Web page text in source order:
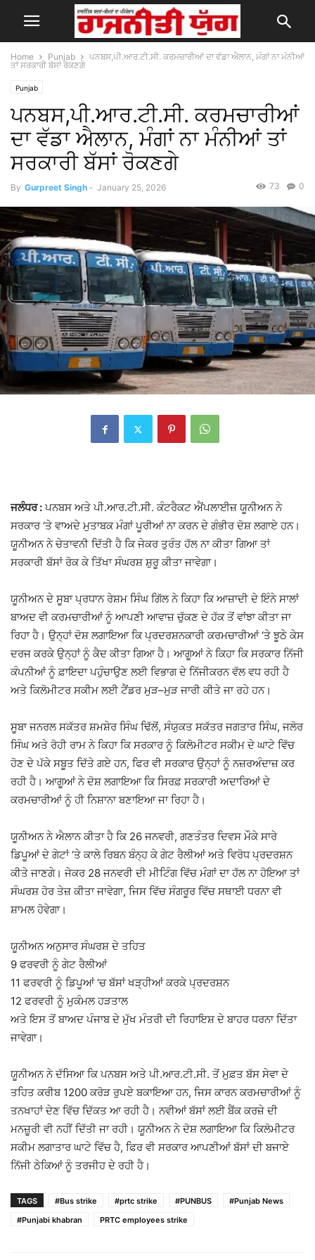
Home Punjab
ਪਨਬਸ,ਪੀ.ਆਰ.ਟੀ.ਸੀ. ਕਰਮਚਾਰੀਆਂ ਦਾ ਵੱਡਾ ਐਲਾਨ, ਮੰਗਾਂ ਨਾ ਮੰਨੀਆਂ
ਤਾਂ ਸਰਕਾਰੀ ਬੱਸਾਂ ਰੋਕਣਗੇ
Punjab
ਪਨਬਸ,ਪੀ.ਆਰ.ਟੀ.ਸੀ. ਕਰਮਚਾਰੀਆਂ
ਦਾ ਵੱਡਾ ਐਲਾਨ, ਮੰਗਾਂ ਨਾ ਮੰਨੀਆਂ ਤਾਂ
ਸਰਕਾਰੀ ਬੱਸਾਂ ਰੋਕਣਗੇ
By Gurpreet Singh - January 25, 2026 0
73
ਜਲੰਧਰ : ਪਨਬਸ ਅਤੇ ਪੀ.ਆਰ.ਟੀ.ਸੀ. ਕੰਟਰੈਕਟ ਐਂਪਲਾਈਜ਼ ਯੂਨੀਅਨ ਨੇ
ਸਰਕਾਰ ‘ਤੇ ਵਾਅਦੇ ਮੁਤਾਬਕ ਮੰਗਾਂ ਪੂਰੀਆਂ ਨਾ ਕਰਨ ਦੇ ਗੰਭੀਰ ਦੋਸ਼ ਲਗਾਏ ਹਨ।
ਯੂਨੀਅਨ ਨੇ ਚੇਤਾਵਨੀ ਦਿੱਤੀ ਹੈ ਕਿ ਜੇਕਰ ਤੁਰੰਤ ਹੱਲ ਨਾ ਕੀਤਾ ਗਿਆ ਤਾਂ
ਸਰਕਾਰੀ ਬੱਸਾਂ ਰੋਕ ਕੇ ਤਿੱਖਾ ਸੰਘਰਸ਼ ਸ਼ੁਰੂ ਕੀਤਾ ਜਾਵੇਗਾ।
ਯੂਨੀਅਨ ਦੇ ਸੂਬਾ ਪ੍ਰਧਾਨ ਰੇਸ਼ਮ ਸਿੰਘ ਗਿੱਲ ਨੇ ਕਿਹਾ ਕਿ ਆਜ਼ਾਦੀ ਦੇ ਇੰਨੇ ਸਾਲਾਂ
ਬਾਅਦ ਵੀ ਕਰਮਚਾਰੀਆਂ ਨੂੰ ਆਪਣੀ ਆਵਾਜ਼ ਚੁੱਕਣ ਦੇ ਹੱਕ ਤੋਂ ਵਾਂਝਾ ਕੀਤਾ ਜਾ
ਰਿਹਾ ਹੈ। ਉਨ੍ਹਾਂ ਦੋਸ਼ ਲਗਾਇਆ ਕਿ ਪ੍ਰਦਰਸ਼ਨਕਾਰੀ ਕਰਮਚਾਰੀਆਂ ‘ਤੇ ਝੂਠੇ ਕੇਸ
ਦਰਜ ਕਰਕੇ ਉਨ੍ਹਾਂ ਨੂੰ ਕੈਦ ਕੀਤਾ ਗਿਆ ਹੈ। ਆਗੂਆਂ ਨੇ ਕਿਹਾ ਕਿ ਸਰਕਾਰ ਨਿੱਜੀ
ਕੰਪਨੀਆਂ ਨੂੰ ਫ਼ਾਇਦਾ ਪਹੁੰਚਾਉਣ ਲਈ ਵਿਭਾਗ ਦੇ ਨਿੱਜੀਕਰਨ ਵੱਲ ਵਧ ਰਹੀ ਹੈ
ਅਤੇ ਕਿਲੋਮੀਟਰ ਸਕੀਮ ਲਈ ਟੈਂਡਰ ਮੁੜ–ਮੁੜ ਜਾਰੀ ਕੀਤੇ ਜਾ ਰਹੇ ਹਨ।
ਸੂਬਾ ਜਨਰਲ ਸਕੱਤਰ ਸ਼ਮਸ਼ੇਰ ਸਿੰਘ ਢਿੱਲੋਂ, ਸੰਯੁਕਤ ਸਕੱਤਰ ਜਗਤਾਰ ਸਿੰਘ, ਜਲੋਰ
ਸਿੰਘ ਅਤੇ ਰੋਹੀ ਰਾਮ ਨੇ ਕਿਹਾ ਕਿ ਸਰਕਾਰ ਨੂੰ ਕਿਲੋਮੀਟਰ ਸਕੀਮ ਦੇ ਘਾਟੇ ਵਿੱਚ
ਹੋਣ ਦੇ ਪੱਕੇ ਸਬੂਤ ਦਿੱਤੇ ਗਏ ਹਨ, ਫਿਰ ਵੀ ਸਰਕਾਰ ਉਨ੍ਹਾਂ ਨੂੰ ਨਜ਼ਰਅੰਦਾਜ਼ ਕਰ
ਰਹੀ ਹੈ। ਆਗੂਆਂ ਨੇ ਦੋਸ਼ ਲਗਾਇਆ ਕਿ ਸਿਰਫ਼ ਸਰਕਾਰੀ ਅਦਾਰਿਆਂ ਦੇ
ਕਰਮਚਾਰੀਆਂ ਨੂੰ ਹੀ ਨਿਸ਼ਾਨਾ ਬਣਾਇਆ ਜਾ ਰਿਹਾ ਹੈ।
ਯੂਨੀਅਨ ਨੇ ਐਲਾਨ ਕੀਤਾ ਹੈ ਕਿ 26 ਜਨਵਰੀ, ਗਣਤੰਤਰ ਦਿਵਸ ਮੌਕੇ ਸਾਰੇ
ਡਿਪੂਆਂ ਦੇ ਗੇਟਾਂ ‘ਤੇ ਕਾਲੇ ਰਿਬਨ ਬੰਨ੍ਹ ਕੇ ਗੇਟ ਰੈਲੀਆਂ ਅਤੇ ਵਿਰੋਧ ਪ੍ਰਦਰਸ਼ਨ
ਕੀਤੇ ਜਾਣਗੇ। ਜੇਕਰ 28 ਜਨਵਰੀ ਦੀ ਮੀਟਿੰਗ ਵਿੱਚ ਮੰਗਾਂ ਦਾ ਹੱਲ ਨਾ ਹੋਇਆ ਤਾਂ
ਸੰਘਰਸ਼ ਹੋਰ ਤੇਜ਼ ਕੀਤਾ ਜਾਵੇਗਾ, ਜਿਸ ਵਿੱਚ ਸੰਗਰੂਰ ਵਿੱਚ ਸਥਾਈ ਧਰਨਾ ਵੀ
ਸ਼ਾਮਲ ਹੋਵੇਗਾ।
ਯੂਨੀਅਨ ਅਨੁਸਾਰ ਸੰਘਰਸ਼ ਦੇ ਤਹਿਤ
9 ਫਰਵਰੀ ਨੂੰ ਗੇਟ ਰੈਲੀਆਂ
11 ਫਰਵਰੀ ਨੂੰ ਡਿਪੂਆਂ ‘ਚ ਬੱਸਾਂ ਖੜ੍ਹੀਆਂ ਕਰਕੇ ਪ੍ਰਦਰਸ਼ਨ
12 ਫਰਵਰੀ ਨੂੰ ਮੁਕੰਮਲ ਹੜਤਾਲ
ਅਤੇ ਇਸ ਤੋਂ ਬਾਅਦ ਪੰਜਾਬ ਦੇ ਮੁੱਖ ਮੰਤਰੀ ਦੀ ਰਿਹਾਇਸ਼ ਦੇ ਬਾਹਰ ਧਰਨਾ ਦਿੱਤਾ
ਜਾਵੇਗਾ।
ਯੂਨੀਅਨ ਨੇ ਦੱਸਿਆ ਕਿ ਪਨਬਸ ਅਤੇ ਪੀ.ਆਰ.ਟੀ.ਸੀ. ਤੋਂ ਮੁਫ਼ਤ ਬੱਸ ਸੇਵਾ ਦੇ
ਤਹਿਤ ਕਰੀਬ 1200 ਕਰੋੜ ਰੁਪਏ ਬਕਾਇਆ ਹਨ, ਜਿਸ ਕਾਰਨ ਕਰਮਚਾਰੀਆਂ ਨੂੰ
ਤਨਖਾਹਾਂ ਦੇਣ ਵਿੱਚ ਦਿੱਕਤ ਆ ਰਹੀ ਹੈ। ਨਵੀਆਂ ਬੱਸਾਂ ਲਈ ਬੈਂਕ ਕਰਜ਼ੇ ਦੀ
ਮਨਜ਼ੂਰੀ ਵੀ ਨਹੀਂ ਦਿੱਤੀ ਜਾ ਰਹੀ। ਯੂਨੀਅਨ ਨੇ ਦੋਸ਼ ਲਗਾਇਆ ਕਿ ਕਿਲੋਮੀਟਰ
ਸਕੀਮ ਲਗਾਤਾਰ ਘਾਟੇ ਵਿੱਚ ਹੈ, ਫਿਰ ਵੀ ਸਰਕਾਰ ਆਪਣੀਆਂ ਬੱਸਾਂ ਦੀ ਬਜਾਏ
ਨਿੱਜੀ ਠੇਕਿਆਂ ਨੂੰ ਤਰਜੀਹ ਦੇ ਰਹੀ ਹੈ।
TAGS #Bus strike #prtc strike #PUNBUS
#Punjab News
#Punjabi khabran
PRTC employees strike